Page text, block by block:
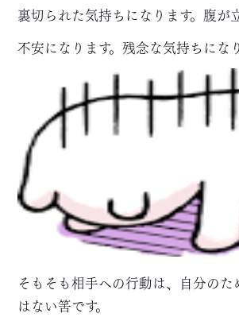
裏切られた気持ちになります。腹が
不安になります。残念な気持ちになり
そもそも相手への行動は、自分の
はない筈です。